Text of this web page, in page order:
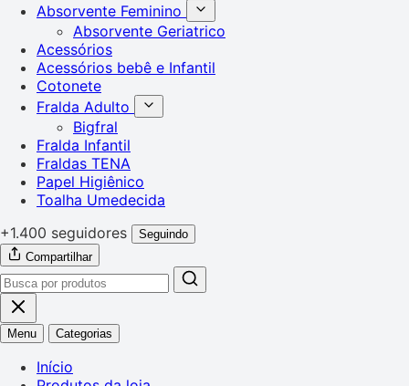
Absorvente Feminino
Absorvente Geriatrico
Acessórios
Acessórios bebê e Infantil
Cotonete
Fralda Adulto
Bigfral
Fralda Infantil
Fraldas TENA
Papel Higiênico
Toalha Umedecida
+1.400 seguidores
Seguindo
Compartilhar
Menu Categorias
Início